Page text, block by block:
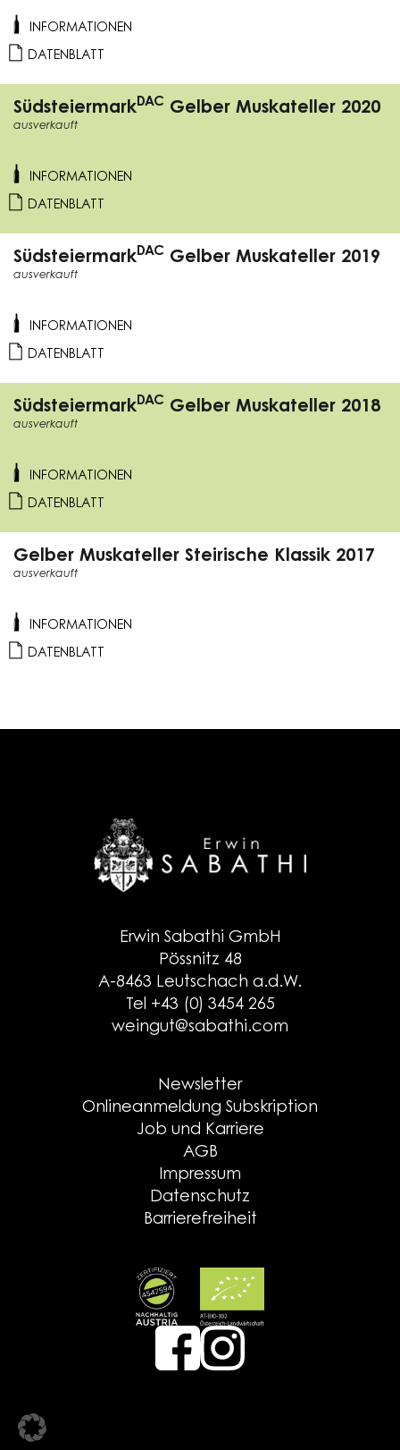
INFORMATIONEN
DATENBLATT
SüdsteiermarkDAC Gelber Muskateller 2020
ausverkauft
INFORMATIONEN
DATENBLATT
SüdsteiermarkDAC Gelber Muskateller 2019
ausverkauft
INFORMATIONEN
DATENBLATT
SüdsteiermarkDAC Gelber Muskateller 2018
ausverkauft
INFORMATIONEN
DATENBLATT
Gelber Muskateller Steirische Klassik 2017
ausverkauft
INFORMATIONEN
DATENBLATT
Erwin Sabathi GmbH
Pössnitz 48
A-8463 Leutschach a.d.W.
Tel +43 (0) 3454 265
weingut@sabathi.com
Newsletter
Onlineanmeldung Subskription
Job und Karriere
AGB
Impressum
Datenschutz
Barrierefreiheit